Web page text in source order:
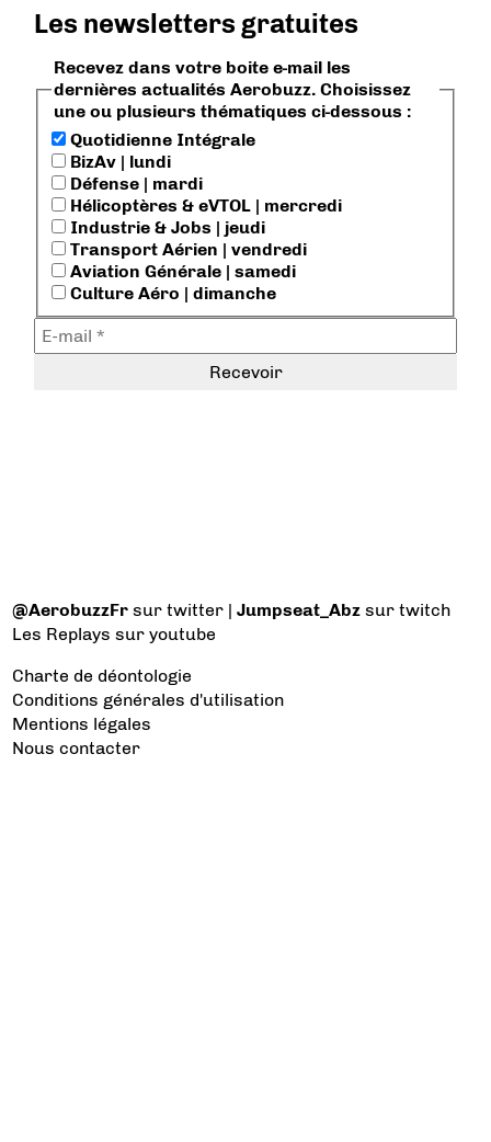
Les newsletters gratuites
Recevez dans votre boite e-mail les
dernières actualités Aerobuzz. Choisissez
une ou plusieurs thématiques ci-dessous :
Quotidienne Intégrale
BizAv | lundi
Défense | mardi
Hélicoptères & eVTOL | mercredi
Industrie & Jobs | jeudi
Transport Aérien | vendredi
Aviation Générale | samedi
Culture Aéro | dimanche
@AerobuzzFr sur twitter |Jumpseat_Abz sur twitch
Les Replays sur youtube
Charte de déontologie
Conditions générales d'utilisation
Mentions légales
Nous contacter